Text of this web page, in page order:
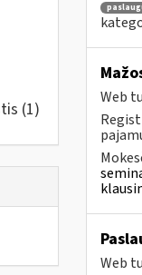
(1)
Web
Web